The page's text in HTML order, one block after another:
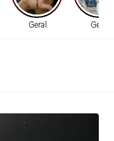
Geral Geral